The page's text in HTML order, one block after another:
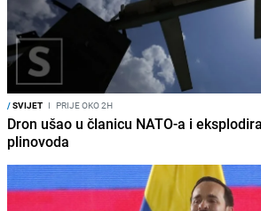
/SVIJET I PRIJE OKO 2H
Dron ušao u članicu NATO-a i
plinovoda